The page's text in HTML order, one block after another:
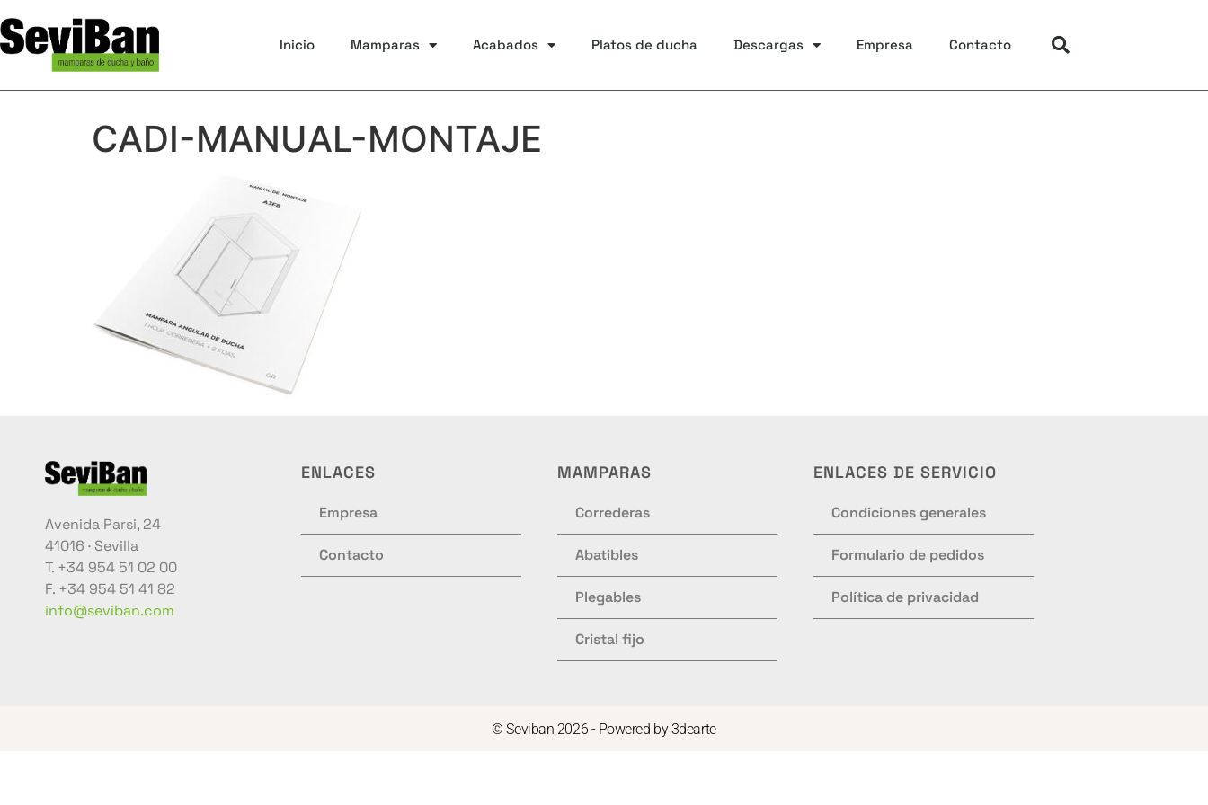
Inicio Mamparas Acabados Platos de ducha Descargas Empresa Contacto
CADI-MANUAL-MONTAJE
Avenida Parsi, 24
41016 · Sevilla
T. +34 954 51 02 00
F. +34 954 51 41 82
info@seviban.com
ENLACES
Empresa
Contacto
MAMPARAS
Correderas
Abatibles
Plegables
Cristal fijo
ENLACES DE SERVICIO
Condiciones generales
Formulario de pedidos
Política de privacidad
© Seviban 2026 - Powered by3dearte